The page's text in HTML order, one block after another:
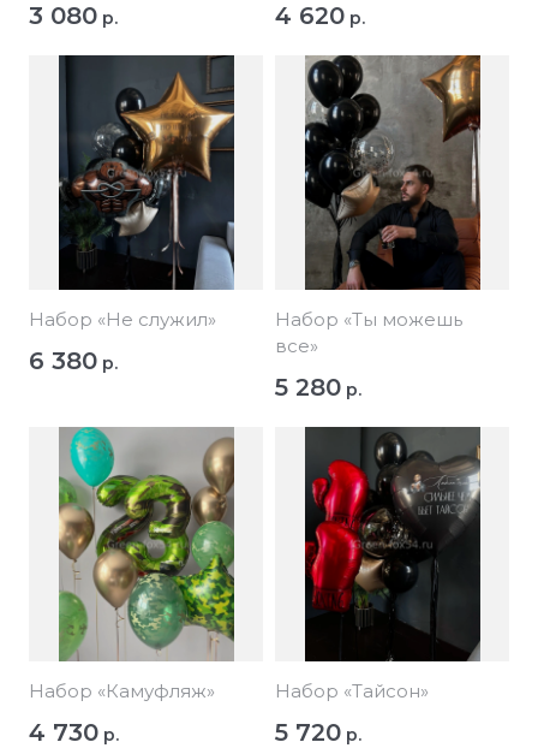
3 080 р. 4 620 р.
Набор «Не служил»
6 380 р.
Набор «Ты можешь
все»
5 280 р.
Набор «Камуфляж»
4 730 р.
Набор «Тайсон»
5 720 р.